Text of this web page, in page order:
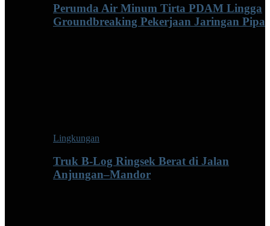
Perumda Air Minum Tirta PDAM Lingga
Groundbreaking Pekerjaan Jaringan Pipa
Lingkungan
Truk B-Log Ringsek Berat di Jalan
Anjungan–Mandor